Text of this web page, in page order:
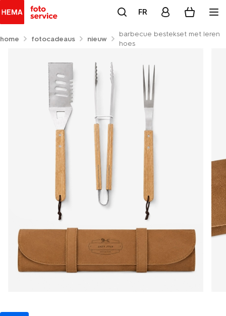
FR
home fotocadeaus nieuw
barbecue bestekset met leren
hoes